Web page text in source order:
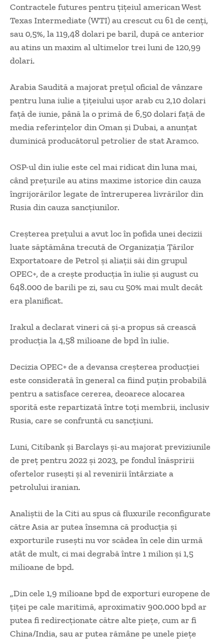
Contractele futures pentru țițeiul american West
Texas Intermediate (WTI) au crescut cu 61 de cenți,
sau 0,5%, la 119,48 dolari pe baril, după ce anterior
au atins un maxim al ultimelor trei luni de 120,99
dolari.
Arabia Saudită a majorat prețul oficial de vânzare
pentru luna iulie a țițeiului ușor arab cu 2,10 dolari
față de iunie, până la o primă de 6,50 dolari față de
media referințelor din Oman și Dubai, a anunțat
duminică producătorul petrolier de stat Aramco.
OSP-ul din iulie este cel mai ridicat din luna mai,
când prețurile au atins maxime istorice din cauza
îngrijorărilor legate de întreruperea livrărilor din
Rusia din cauza sancțiunilor.
Creșterea prețului a avut loc în pofida unei decizii
luate săptămâna trecută de Organizația Țărilor
Exportatoare de Petrol și aliații săi din grupul
OPEC+, de a crește producția în iulie și august cu
648.000 de barili pe zi, sau cu 50% mai mult decât
era planificat.
Irakul a declarat vineri că și-a propus să crească
producția la 4,58 milioane de bpd în iulie.
Decizia OPEC+ de a devansa creșterea producției
este considerată în general ca fiind puțin probabilă
pentru a satisface cererea, deoarece alocarea
sporită este repartizată între toți membrii, inclusiv
Rusia, care se confruntă cu sancțiuni.
Luni, Citibank și Barclays și-au majorat previziunile
de preț pentru 2022 și 2023, pe fondul înăspririi
ofertelor rusești și al revenirii întârziate a
petrolului iranian.
Analiștii de la Citi au spus că fluxurile reconfigurate
către Asia ar putea însemna că producția și
exporturile rusești nu vor scădea în cele din urmă
atât de mult, ci mai degrabă între 1 milion și 1,5
milioane de bpd.
„Din cele 1,9 milioane bpd de exporturi europene de
țiței pe cale maritimă, aproximativ 900.000 bpd ar
putea fi redirecționate către alte piețe, cum ar fi
China/India, sau ar putea rămâne pe unele piețe